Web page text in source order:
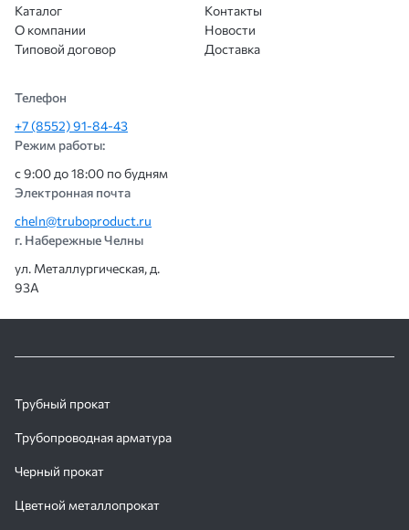
Каталог
О компании
Типовой договор
Контакты
Новости
Доставка
Телефон
+7 (8552) 91-84-43
Режим работы:
с 9:00 до 18:00 по будням
Электронная почта
cheln@truboproduct.ru
г. Набережные Челны
ул. Металлургическая, д.
93А
Трубный прокат
Трубопроводная арматура
Черный прокат
Цветной металлопрокат